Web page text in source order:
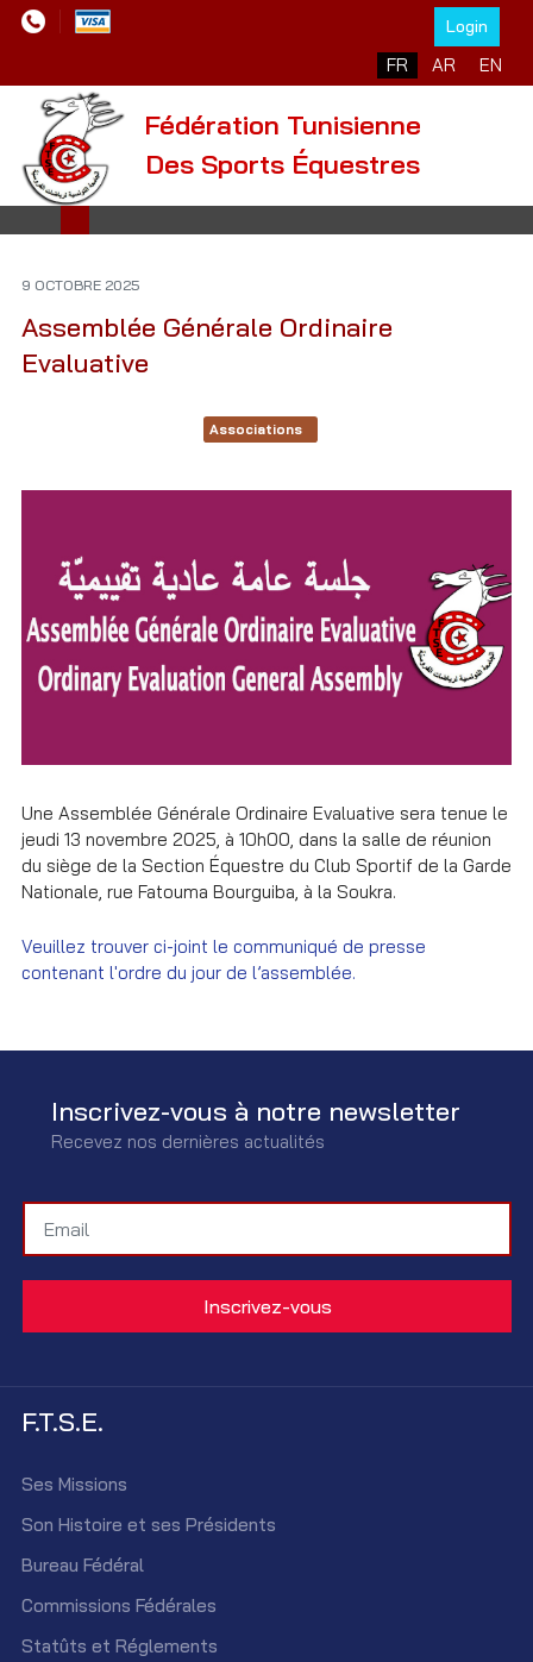
Login
Sélectionnez votre
FR AR EN
Fédération Tunisienne
Des Sports Équestres
9 OCTOBRE 2025
Assemblée Générale Ordinaire
Evaluative
Associations
Une Assemblée Générale Ordinaire Evaluative sera tenue le
jeudi 13 novembre 2025, à 10h00, dans la salle de réunion
du siège de la Section Équestre du Club Sportif de la Garde
Nationale, rue Fatouma Bourguiba, à la Soukra.
Veuillez trouver ci-joint le communiqué de presse
contenant l'ordre du jour de l’assemblée.
Inscrivez-vous à notre newsletter
Recevez nos dernières actualités
F.T.S.E.
Ses Missions
Son Histoire et ses Présidents
Bureau Fédéral
Commissions Fédérales
Statûts et Réglements